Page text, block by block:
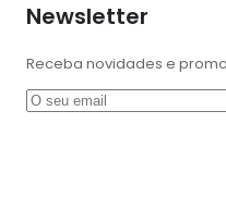
Newsletter
Receba novidades e